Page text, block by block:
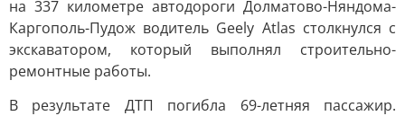
на 337 километре автодороги Долматово-Няндома-
Каргополь-Пудож водитель Geely Atlas столкнулся с
экскаватором, который выполнял строительно-
ремонтные работы.
В результате ДТП погибла 69-летняя пассажир.